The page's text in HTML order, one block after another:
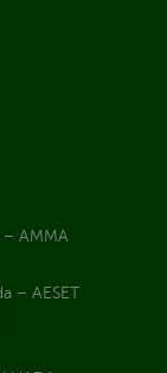
– AMMA
– AESET